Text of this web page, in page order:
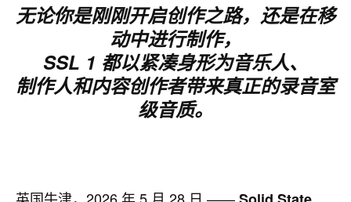
无论你是刚刚开启创作之路，还是在移
动中进行制作，
SSL 1 都以紧凑身形为音乐人、
制作人和内容创作者带来真正的录音室
级音质。
英国牛津，2026 年 5 月 28 日 ——